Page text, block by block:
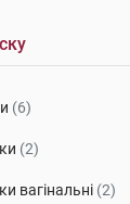
(6)
(2)
вагінальні (2)